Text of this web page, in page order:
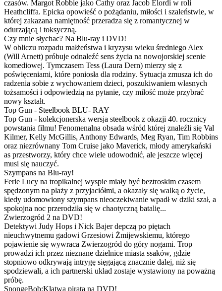
czasów. Margot Robbie jako Cathy oraz Jacob Elordi w roli
Heathcliffa. Epicka opowieść o pożądaniu, miłości i szaleństwie, w
której zakazana namiętność przeradza się z romantycznej w
odurzającą i toksyczną.
Czy mnie słychac? Na Blu-ray i DVD!
W obliczu rozpadu małżeństwa i kryzysu wieku średniego Alex
(Will Arnett) próbuje odnaleźć sens życia na nowojorskiej scenie
komediowej. Tymczasem Tess (Laura Dern) mierzy się z
poświęceniami, które poniosła dla rodziny. Sytuacja zmusza ich do
radzenia sobie z wychowaniem dzieci, poszukiwaniem własnych
tożsamości i odpowiedzią na pytanie, czy miłość może przybrać
nowy kształt.
Top Gun - Steelbook BLU- RAY
Top Gun - kolekcjonerska wersja steelbook z okazji 40. rocznicy
powstania filmu! Fenomenalna obsada wśród której znaleźli się Val
Kilmer, Kelly McGillis, Anthony Edwards, Meg Ryan, Tim Robbins
oraz niezrównany Tom Cruise jako Maverick, młody amerykański
as przestworzy, który chce wiele udowodnić, ale jeszcze więcej
musi się nauczyć.
Szympans na Blu-ray!
Ferie Lucy na tropikalnej wyspie miały być beztroskim czasem
spędzonym na plaży z przyjaciółmi, a okazały się walką o życie,
kiedy udomowiony szympans nieoczekiwanie wpadł w dziki szał, a
spokojna noc przerodziła się w chaotyczną batalię...
Zwierzogród 2 na DVD!
Detektywi Judy Hops i Nick Bajer depczą po piętach
nieuchwytnemu gadowi Grzesiowi Żmijewskiemu, którego
pojawienie się wywraca Zwierzogród do góry nogami. Trop
prowadzi ich przez nieznane dzielnice miasta ssaków, gdzie
stopniowo odkrywają intrygę sięgającą znacznie dalej, niż się
spodziewali, a ich partnerski układ zostaje wystawiony na poważną
próbę.
SpongeBob:Klątwa pirata na DVD!